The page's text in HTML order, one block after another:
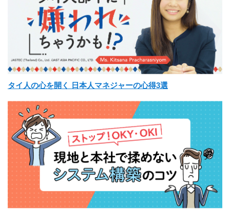
タイ人の心を開く 日本人マネジャーの心得3選